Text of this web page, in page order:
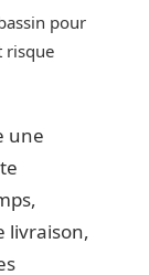
pour
risque
une
livraison,